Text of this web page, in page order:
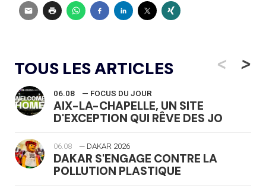
TOUS LES ARTICLES <
06.08 — FOCUS DU JOUR
AIX-LA-CHAPELLE, UN SITE
D'EXCEPTION QUI RÊVE DES JO
06.08 — DAKAR 2026
DAKAR S'ENGAGE CONTRE LA
POLLUTION PLASTIQUE
>